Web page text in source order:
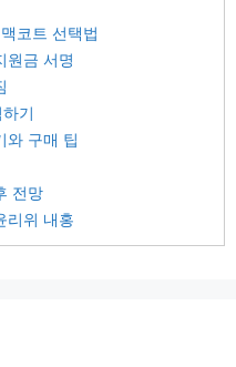
코트 선택법
원금 서명
기
와 구매 팁
전망
리위 내홍